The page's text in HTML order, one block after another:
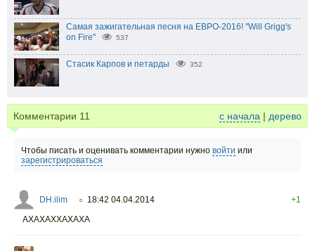
Самая зажигательная песня на ЕВРО-2016! "Will Grigg's
on Fire"
537
Стасик Карпов и петарды 352
Комментарии 11 с начала | дерево
Чтобы писать и оценивать комментарии нужно войти или
зарегистрироваться
DH.ilim ○ 18:42 04.04.2014
+1
АХАХАХХАХАХА